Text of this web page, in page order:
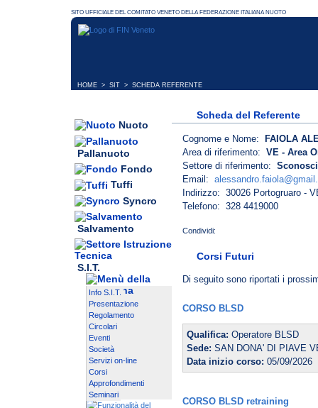
HOME > SIT > SCHEDA REFERENTE
Nuoto
Pallanuoto
Fondo
Tuffi
Syncro
Salvamento
S.I.T.
Info S.I.T.
Presentazione
Regolamento
Circolari
Eventi
Società
Servizi on-line
Corsi
Approfondimenti
Seminari
Scheda del Referente
Cognome e Nome:
FAIOLA
Area di riferimento: VE - Area
Settore di riferimento:
Email:
Indirizzo: 30026 Portogruaro -
Telefono: 328 4419000
Corsi Futuri
Di seguito sono riportati i
CORSO BLSD
Qualifica: Operatore BLSD
Sede: SAN DONA' DI PIAVE
Data inizio corso: 05/09/2026
CORSO BLSD retraining